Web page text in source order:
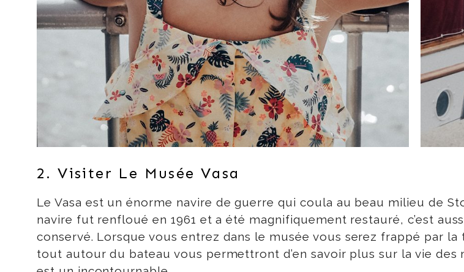
2. Visiter Le Musée Vasa
Le Vasa est un énorme navire de guerre qui coula au beau milieu de
navire fut renfloué en 1961 et a été magnifiquement restauré, c’est
conservé. Lorsque vous entrez dans le musée vous serez frappé par
tout autour du bateau vous permettront d’en savoir plus sur la vie